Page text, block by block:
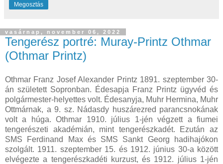
Megosztás
vasárnap, november 06, 2022
Tengerész portré: Muray-Printz Othmar
(Othmar Printz)
Othmar Franz Josef Alexander Printz 1891. szeptember 30-
án született Sopronban. Édesapja Franz Printz ügyvéd és
polgármester-helyettes volt. Édesanyja, Muhr Hermina, Muhr
Ottmárnak, a 9. sz. Nádasdy huszárezred parancsnokának
volt a húga. Othmar 1910. július 1-jén végzett a fiumei
tengerészeti akadémián, mint tengerészkadét. Ezután az
SMS Ferdinand Max és SMS Sankt Georg hadihajókon
szolgált. 1911. szeptember 15. és 1912. június 30-a között
elvégezte a tengerészkadéti kurzust, és 1912. július 1-jén